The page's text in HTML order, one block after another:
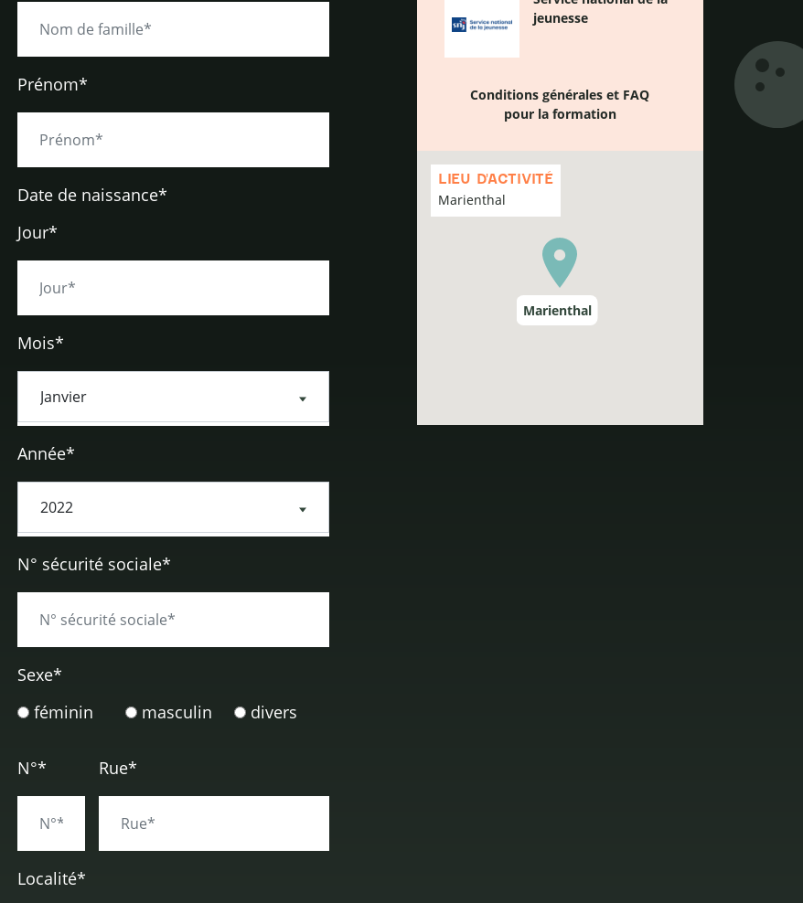
Prénom*
Date de naissance*
Jour*
Mois*
Année*
N° sécurité sociale*
Sexe*
féminin
masculin divers
N°* Rue*
Localité*
jeunesse
Conditions générales et FAQ
pour la formation
LIEU D'ACTIVITÉ
Marienthal
Passer
carte
Marienthal